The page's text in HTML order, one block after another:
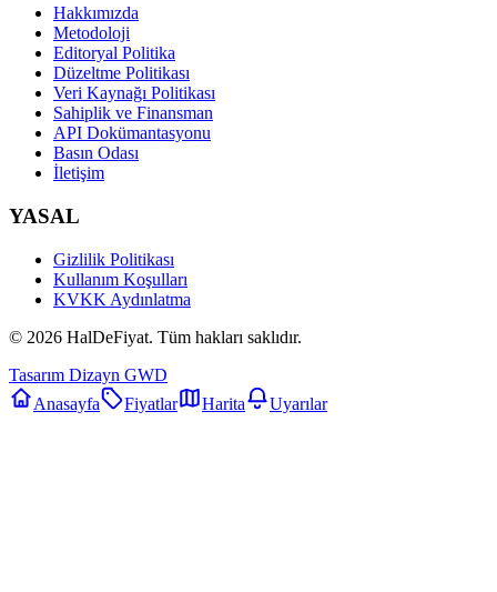
Hakkımızda
Metodoloji
Editoryal Politika
Düzeltme Politikası
Veri Kaynağı Politikası
Sahiplik ve Finansman
API Dokümantasyonu
Basın Odası
İletişim
YASAL
Gizlilik Politikası
Kullanım Koşulları
KVKK Aydınlatma
© 2026 HalDeFiyat. Tüm hakları saklıdır.
Tasarım Dizayn GWD
Anasayfa
Fiyatlar Harita Uyarılar